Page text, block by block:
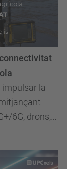
la
6G, drons,